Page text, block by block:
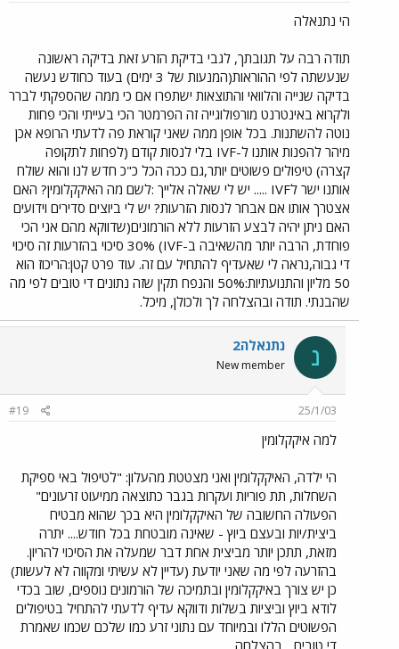
הי נתנאלה
תודה רבה על תגובתך, לגבי בדיקת הזרע זאת בדיקה ראשונה
שנעשתה לפי ההוראות(המנעות של 3 ימים) בעוד כחודש נעשה
בדיקה שנייה והלוואי והתוצאות ישתפרו אם כי ממה שהספקתי לברר
ולקרוא באינטרנט מורפולוגייה זה הפרמטר הכי בעייתי והכי פחות
נוטה להשתנות. בכל אופן ממה שאני קוראת פה לדעתי הרופא אכן
מיהר להפנות אותנו ל-IVF בלי לנסות קודם (לפחות לתקופה
קצרה) טיפולים פשוטים יותר,גם ככה הכל כ"כ חדש לנו והוא שולח
אותנו ישר לIVF ..... יש לי שאלה אלייך :לשם מה האיקקלומין? האם
אצטרך אותו אם אבחר לנסות הזרעות? יש לי ביוצים סדירים וידועים
האם ניתן יהיה לבצע הזרעות ללא הורמונים(שדווקא מהם אני הכי
פוחדת, הרבה יותר מהשאיבה ב-IVF) 30% סיכוי בהזרעות זה סיכוי
די גבוה,נראה לי שאעדיף להתחיל עם זה. עוד פרט קטן:הריכוז הוא
50 מליון והתנועתיות:50% והנפח תקין שזה נתונים די טובים לפי מה
שהבנתי. תודה ובהצלחה לך ולכולן, מיכל.
נ נתנאלה2
New member
25/1/03
#19
למה איקקלומין
הי ילדה, האיקקלומין ואני מצטטת מהעלון: "לטיפול באי ספיקת
השחלות, תת פוריות ועקרות בגבר כתוצאה ממיעוט זרעונים"
הפעולה החשובה של האיקקלומין היא בכך שהוא מבטיח
ביצית/יות ובעצם ביוץ - שאינה מובטחת בכל חודש.... יתרה
מזאת, תתכן יותר מביצית אחת דבר שמעלה את הסיכוי להריון.
בהזרעה לפי מה שאני יודעת (עדיין לא עשיתי ומקווה לא לעשות)
כן יש צורך באיקקלומין ובתמיכה של הורמונים נוספים, שוב בכדי
לודא ביוץ וביציות בשלות ודווקא עדיף לדעתי להתחיל בטיפולים
הפשוטים הללו ובמיוחד עם נתוני זרע כמו שלכם שכמו שאמרת
די טובים ...בהצלחה....